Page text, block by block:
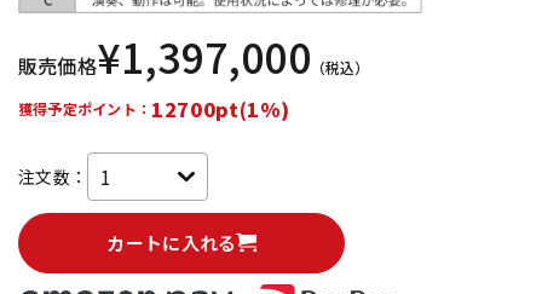
販売価格¥1,397,000 （税込）
獲得予定ポイント： 12700pt(1%)
注文数：
カートに入れる